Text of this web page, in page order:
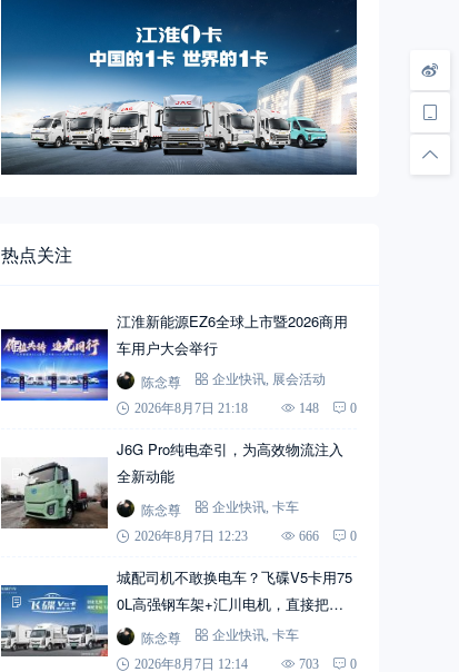
热点关注
江淮新能源EZ6全球上市暨2026商用
车用户大会举行
陈念尊 企业快讯
展会活动
2026年8月7日 21:18
148 0
J6G Pro纯电牵引，为高效物流注入
全新动能
陈念尊 企业快讯 卡车
2026年8月7日 12:23
666 0
城配司机不敢换电车？飞碟V5卡用75
0L高强钢车架+汇川电机，直接把信
心拉满陈念尊 企业快讯 卡车
2026年8月7日 12:14
703 0